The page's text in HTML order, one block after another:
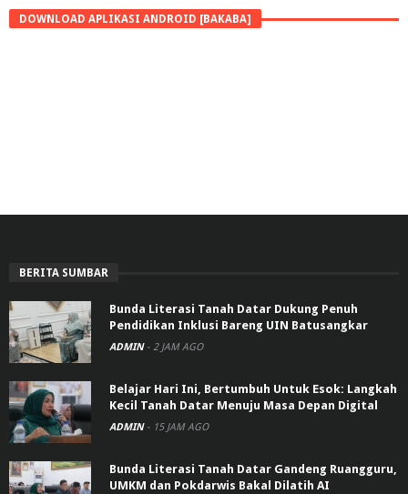
DOWNLOAD APLIKASI ANDROID [BAKABA]
BERITA SUMBAR
Bunda Literasi Tanah Datar Dukung Penuh
Pendidikan Inklusi Bareng UIN Batusangkar
ADMIN - 2 JAM AGO
Belajar Hari Ini, Bertumbuh Untuk Esok: Langkah
Kecil Tanah Datar Menuju Masa Depan Digital
ADMIN - 15 JAM AGO
Bunda Literasi Tanah Datar Gandeng Ruangguru,
UMKM dan Pokdarwis Bakal Dilatih AI